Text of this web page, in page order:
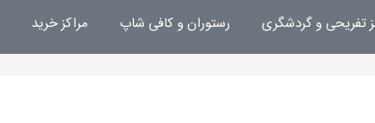
تفریحی و گردشگری رستوران و کافی شاپ مراکز خرید